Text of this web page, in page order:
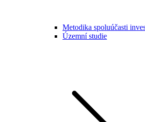
Metodika spoluúčasti
Územní studie